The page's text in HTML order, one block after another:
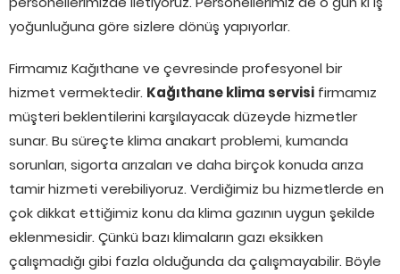
yoğunluğuna göre sizlere dönüş yapıyorlar.
Firmamız Kağıthane ve çevresinde profesyonel bir
hizmet vermektedir. Kağıthane klima servisi firmamız
müşteri beklentilerini karşılayacak düzeyde hizmetler
sunar. Bu süreçte klima anakart problemi, kumanda
sorunları, sigorta arızaları ve daha birçok konuda arıza
tamir hizmeti verebiliyoruz. Verdiğimiz bu hizmetlerde en
çok dikkat ettiğimiz konu da klima gazının uygun şekilde
eklenmesidir. Çünkü bazı klimaların gazı eksikken
çalışmadığı gibi fazla olduğunda da çalışmayabilir. Böyle